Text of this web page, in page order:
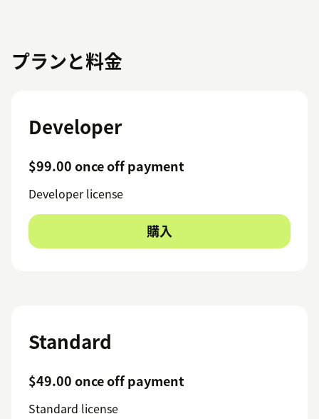
プランと料金
Developer
$99.00 once off payment
Developer license
購入
Standard
$49.00 once off payment
Standard license